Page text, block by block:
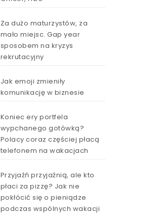
Za dużo maturzystów, za
mało miejsc. Gap year
sposobem na kryzys
rekrutacyjny
Jak emoji zmieniły
komunikację w biznesie
Koniec ery portfela
wypchanego gotówką?
Polacy coraz częściej płacą
telefonem na wakacjach
Przyjaźń przyjaźnią, ale kto
płaci za pizzę? Jak nie
pokłócić się o pieniądze
podczas wspólnych wakacji